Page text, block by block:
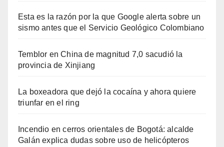
Esta es la razón por la que Google alerta sobre un
sismo antes que el Servicio Geológico Colombiano
Temblor en China de magnitud 7,0 sacudió la
provincia de Xinjiang
La boxeadora que dejó la cocaína y ahora quiere
triunfar en el ring​
Incendio en cerros orientales de Bogotá: alcalde
Galán explica dudas sobre uso de helicópteros